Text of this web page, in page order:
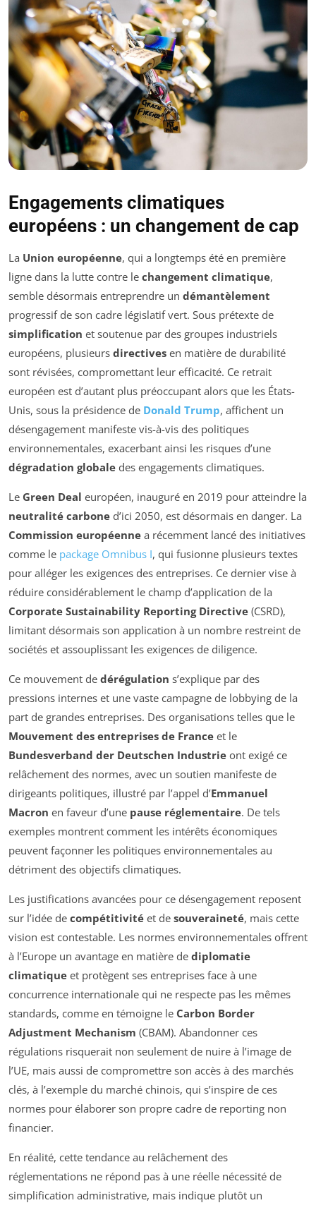
Engagements climatiques
européens : un changement de cap
La Union européenne, qui a longtemps été en première
ligne dans la lutte contre le changement climatique,
semble désormais entreprendre un démantèlement
progressif de son cadre législatif vert. Sous prétexte de
simplification et soutenue par des groupes industriels
européens, plusieurs directives en matière de durabilité
sont révisées, compromettant leur efficacité. Ce retrait
européen est d’autant plus préoccupant alors que les États-
Unis, sous la présidence de Donald Trump, affichent un
désengagement manifeste vis-à-vis des politiques
environnementales, exacerbant ainsi les risques d’une
dégradation globale des engagements climatiques.
Le Green Deal européen, inauguré en 2019 pour atteindre la
neutralité carbone d’ici 2050, est désormais en danger. La
Commission européenne a récemment lancé des initiatives
comme le package Omnibus I, qui fusionne plusieurs textes
pour alléger les exigences des entreprises. Ce dernier vise à
réduire considérablement le champ d’application de la
Corporate Sustainability Reporting Directive (CSRD),
limitant désormais son application à un nombre restreint de
sociétés et assouplissant les exigences de diligence.
Ce mouvement de dérégulation s’explique par des
pressions internes et une vaste campagne de lobbying de la
part de grandes entreprises. Des organisations telles que le
Mouvement des entreprises de France et le
Bundesverband der Deutschen Industrie ont exigé ce
relâchement des normes, avec un soutien manifeste de
dirigeants politiques, illustré par l’appel d’Emmanuel
Macron en faveur d’une pause réglementaire. De tels
exemples montrent comment les intérêts économiques
peuvent façonner les politiques environnementales au
détriment des objectifs climatiques.
Les justifications avancées pour ce désengagement reposent
sur l’idée de compétitivité et de souveraineté, mais cette
vision est contestable. Les normes environnementales offrent
à l’Europe un avantage en matière de diplomatie
climatique et protègent ses entreprises face à une
concurrence internationale qui ne respecte pas les mêmes
standards, comme en témoigne le Carbon Border
Adjustment Mechanism (CBAM). Abandonner ces
régulations risquerait non seulement de nuire à l’image de
l’UE, mais aussi de compromettre son accès à des marchés
clés, à l’exemple du marché chinois, qui s’inspire de ces
normes pour élaborer son propre cadre de reporting non
financier.
En réalité, cette tendance au relâchement des
réglementations ne répond pas à une réelle nécessité de
simplification administrative, mais indique plutôt un